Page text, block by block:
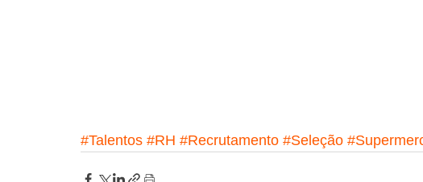
#Talentos #RH #Recrutamento #Seleção